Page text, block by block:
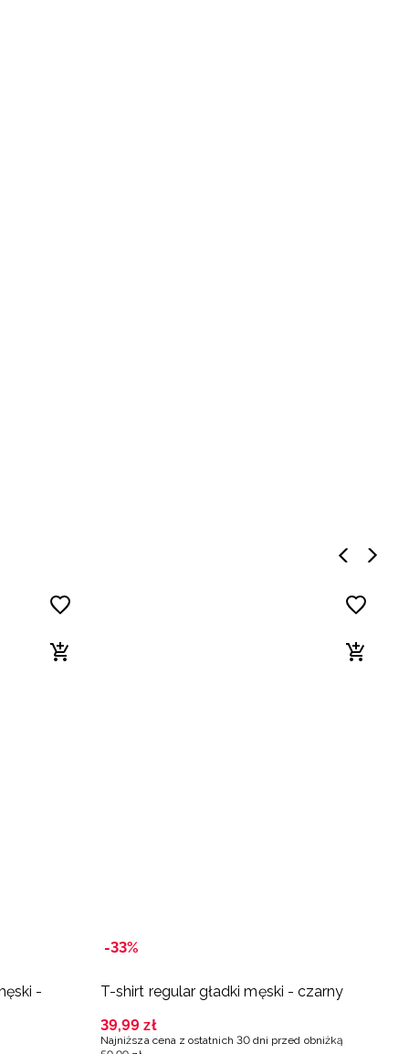
-
-33%
T-shirt regular gładki męski - czarny
39,99 zł
Najniższa cena z ostatnich 30 dni przed obniżką